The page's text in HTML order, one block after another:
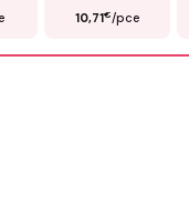
10,71€/pce